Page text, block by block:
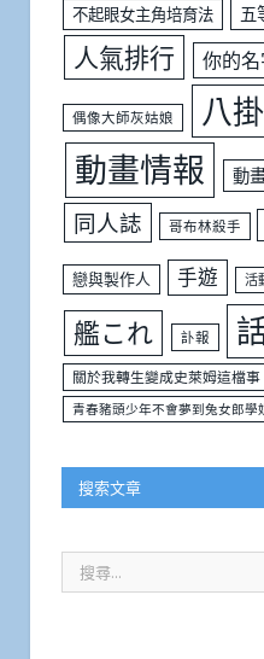
不起眼女主角培育法 五
人氣排行 你的
偶像大師灰姑娘 八掛
動畫情報 動
同人誌 哥布林殺手
戀與製作人 手遊 活
艦これ 訃報
關於我轉生變成史萊姆這檔事
青春豬頭少年不會夢到兔女郎學
搜索文章